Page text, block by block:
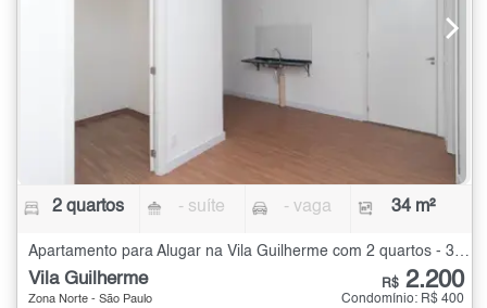
2 quartos - suíte - vaga 34 m²
Apartamento para Alugar na Vila Guilherme com 2 quartos - 34 m²
Vila Guilherme
Zona Norte - São Paulo
R$ 2.200
Condomínio: R$ 400